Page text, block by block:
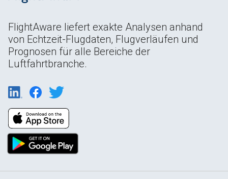
FlightAware liefert exakte Analysen anhand
von Echtzeit-Flugdaten, Flugverläufen und
Prognosen für alle Bereiche der
Luftfahrtbranche.